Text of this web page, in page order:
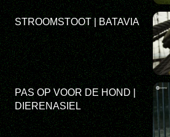
STROOMSTOOT | BATAVIA
PAS OP VOOR DE HOND |
DIERENASIEL